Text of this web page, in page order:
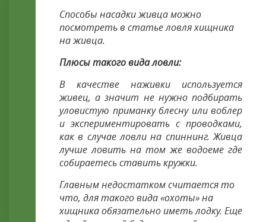
Способы насадки живца можно
посмотреть в статье ловля хищника
на живца.
Плюсы такого вида ловли:
В качестве наживки используется
живец, а значит не нужно подбирать
уловистую приманку блесну или воблер
и экспериментировать с проводками,
как в случае ловли на спиннинг. Живца
лучше ловить на том же водоеме где
собираетесь ставить кружки.
Главным недостатком считается то
что, для такого вида «охоты» на
хищника обязательно иметь лодку. Еще